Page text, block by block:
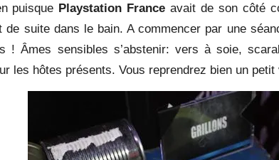
puisque Playstation France avait de son côté
de suite dans le bain. A commencer par une
! Âmes sensibles s’abstenir: vers à soie,
les hôtes présents. Vous reprendrez bien un petit